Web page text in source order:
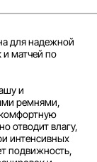
для надежной
и матчей по
и
ремнями,
отводит влагу,
интенсивных
подвижность,